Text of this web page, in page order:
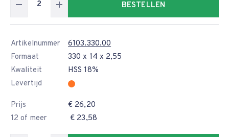
BESTELLEN
Artikelnummer
6103.330.00
Formaat
330 x 14 x 2,55
Kwaliteit
HSS 18%
Levertijd
Prijs
€ 26,20
12 of meer
€ 23,58